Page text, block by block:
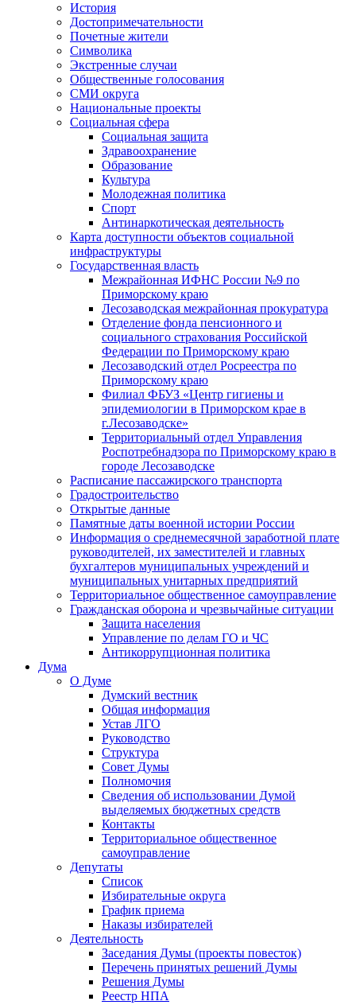
История
Достопримечательности
Почетные жители
Символика
Экстренные случаи
Общественные голосования
СМИ округа
Национальные проекты
Социальная сфера
Социальная защита
Здравоохранение
Образование
Культура
Молодежная политика
Спорт
Антинаркотическая деятельность
Карта доступности объектов социальной
инфраструктуры
Государственная власть
Межрайонная ИФНС России №9 по
Приморскому краю
Лесозаводская межрайонная прокуратура
Отделение фонда пенсионного и
социального страхования Российской
Федерации по Приморскому краю
Лесозаводский отдел Росреестра по
Приморскому краю
Филиал ФБУЗ «Центр гигиены и
эпидемиологии в Приморском крае в
г.Лесозаводске»
Территориальный отдел Управления
Роспотребнадзора по Приморскому краю в
городе Лесозаводске
Расписание пассажирского транспорта
Градостроительство
Открытые данные
Памятные даты военной истории России
Информация о среднемесячной заработной плате
руководителей, их заместителей и главных
бухгалтеров муниципальных учреждений и
муниципальных унитарных предприятий
Территориальное общественное самоуправление
Гражданская оборона и чрезвычайные ситуации
Защита населения
Управление по делам ГО и ЧС
Антикоррупционная политика
Дума
О Думе
Думский вестник
Общая информация
Устав ЛГО
Руководство
Структура
Совет Думы
Полномочия
Сведения об использовании Думой
выделяемых бюджетных средств
Контакты
Территориальное общественное
самоуправление
Депутаты
Список
Избирательные округа
График приема
Наказы избирателей
Деятельность
Заседания Думы (проекты повесток)
Перечень принятых решений Думы
Решения Думы
Реестр НПА